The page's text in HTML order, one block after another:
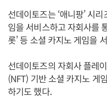
선데이토즈는 ‘애니팡’ 시
임을 서비스하고 자회사를
롯’ 등 소셜 카지노 게임을
선데이토즈의 자회사 플레
(NFT) 기반 소셜 카지노 게
하기도 했다.